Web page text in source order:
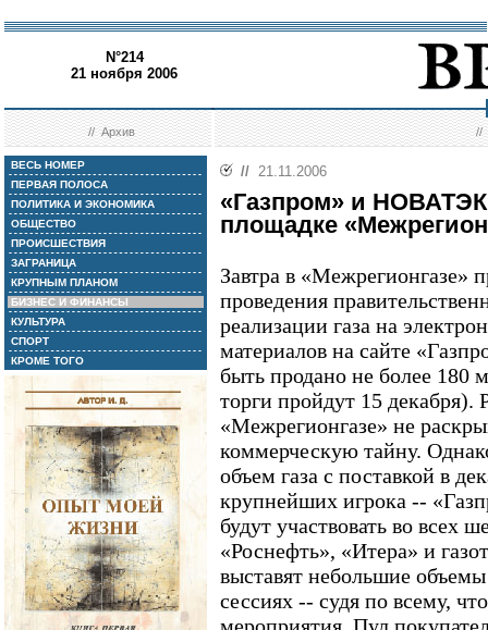
N°214
21 ноября 2006
//Архив //
ВЕСЬ НОМЕР
ПЕРВАЯ ПОЛОСА
ПОЛИТИКА И ЭКОНОМИКА
ОБЩЕСТВО
ПРОИСШЕСТВИЯ
ЗАГРАНИЦА
КРУПНЫМ ПЛАНОМ
БИЗНЕС И ФИНАНСЫ
КУЛЬТУРА
СПОРТ
КРОМЕ ТОГО
// 21.11.2006
«Газпром» и НОВАТЭК
площадке
Завтра в «Межрегионгазе»
проведения
реализации газа на
материалов на сайте
быть продано не более 180
торги пройдут 15 декабря).
«Межрегионгазе» не
коммерческую тайну.
объем газа с поставкой в
крупнейших игрока --
будут участвовать во всех
«Роснефть», «Итера» и
выставят небольшие
сессиях -- судя по всему,